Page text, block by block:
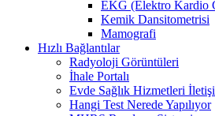
EKG (Elektro Kardio
Kemik Dansitometrisi
Mamografi
Hızlı Bağlantılar
Radyoloji Görüntüleri
İhale Portalı
Evde Sağlık Hizmetleri
Hangi Test Nerede Yapılıyor